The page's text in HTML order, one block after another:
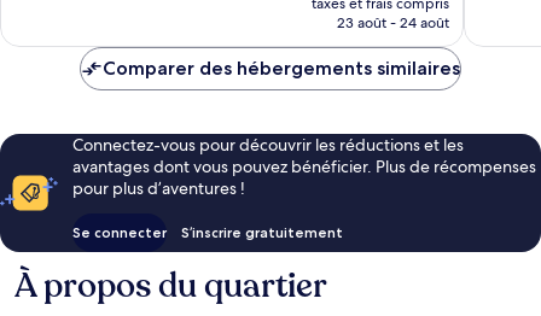
prix
de
23 août - 24 août
Comparer des hébergements similaires
Connectez-vous pour découvrir les réductions et les
avantages dont vous pouvez bénéficier. Plus de récompenses
pour plus d’aventures !
Se connecter S’inscrire gratuitement
À propos du quartier